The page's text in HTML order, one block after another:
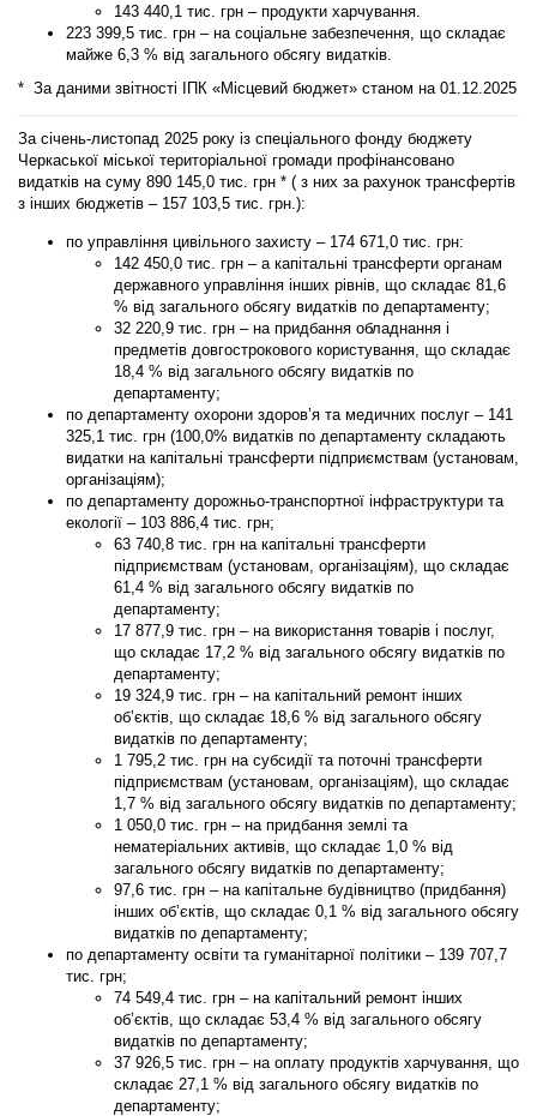
143 440,1 тис. грн – продукти харчування.
223 399,5 тис. грн – на соціальне забезпечення, що складає
майже 6,3 % від загального обсягу видатків.
* За даними звітності ІПК «Місцевий бюджет» станом на 01.12.2025
За січень-листопад 2025 року із спеціального фонду бюджету
Черкаської міської територіальної громади профінансовано
видатків на суму 890 145,0 тис. грн * ( з них за рахунок трансфертів
з інших бюджетів – 157 103,5 тис. грн.):
по управління цивільного захисту – 174 671,0 тис. грн:
142 450,0 тис. грн – а капітальні трансферти органам
державного управління інших рівнів, що складає 81,6
% від загального обсягу видатків по департаменту;
32 220,9 тис. грн – на придбання обладнання і
предметів довгострокового користування, що складає
18,4 % від загального обсягу видатків по
департаменту;
по департаменту охорони здоров’я та медичних послуг – 141
325,1 тис. грн (100,0% видатків по департаменту складають
видатки на капітальні трансферти підприємствам (установам,
організаціям);
по департаменту дорожньо-транспортної інфраструктури та
екології – 103 886,4 тис. грн;
63 740,8 тис. грн на капітальні трансферти
підприємствам (установам, організаціям), що складає
61,4 % від загального обсягу видатків по
департаменту;
17 877,9 тис. грн – на використання товарів і послуг,
що складає 17,2 % від загального обсягу видатків по
департаменту;
19 324,9 тис. грн – на капітальний ремонт інших
об’єктів, що складає 18,6 % від загального обсягу
видатків по департаменту;
1 795,2 тис. грн на субсидії та поточні трансферти
підприємствам (установам, організаціям), що складає
1,7 % від загального обсягу видатків по департаменту;
1 050,0 тис. грн – на придбання землі та
нематеріальних активів, що складає 1,0 % від
загального обсягу видатків по департаменту;
97,6 тис. грн – на капітальне будівництво (придбання)
інших об’єктів, що складає 0,1 % від загального обсягу
видатків по департаменту;
по департаменту освіти та гуманітарної політики –139 707,7
тис. грн;
74 549,4 тис. грн – на капітальний ремонт інших
об’єктів, що складає 53,4 % від загального обсягу
видатків по департаменту;
37 926,5 тис. грн – на оплату продуктів харчування, що
складає 27,1 % від загального обсягу видатків по
департаменту;